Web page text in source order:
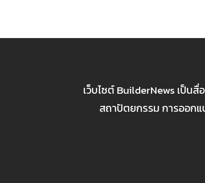
เว็บไซต์ BuilderNews เป็น
สถาปัตยกรรม การออก